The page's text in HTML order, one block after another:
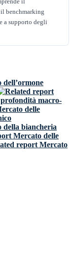
benchmarking
a supporto degli
dell’ormone
macro-
delle
della biancheria
Mercato delle
Mercato